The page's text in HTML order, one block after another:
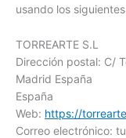
usando los
TORREARTE S.L
Dirección postal: C/
Madrid España
España
Web: https://
Correo electrónico: